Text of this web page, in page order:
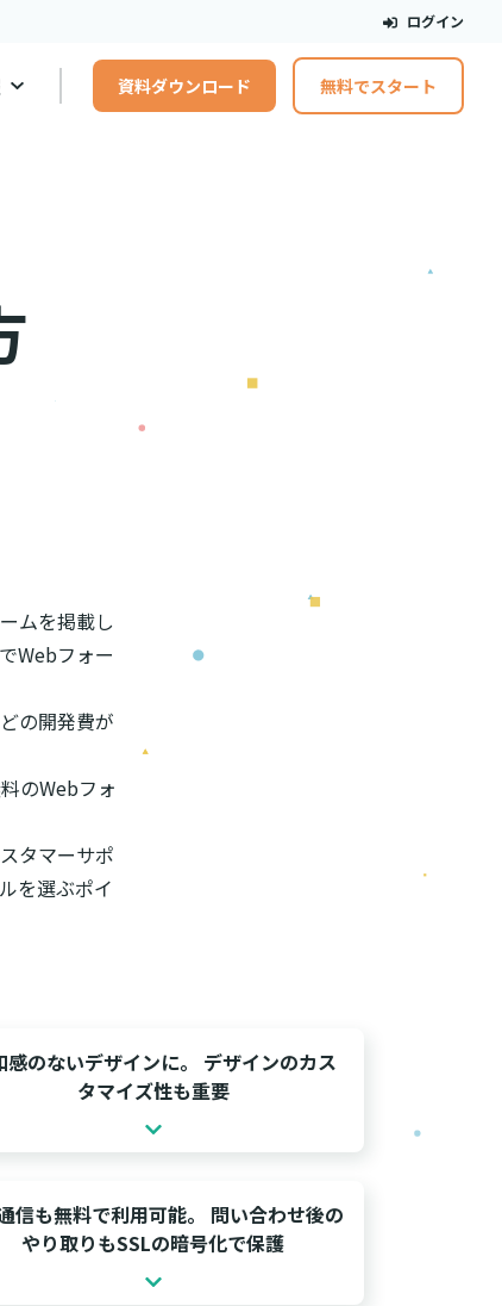
ログイン
資料ダウンロード 無料でスタート
ムを掲載し
Webフォー
の開発費が
のWebフォ
タマーサポ
を選ぶポイ
感のないデザインに。 デザインのカス
タマイズ性も重要
信も無料で利用可能。 問い合わせ後の
やり取りもSSLの暗号化で保護